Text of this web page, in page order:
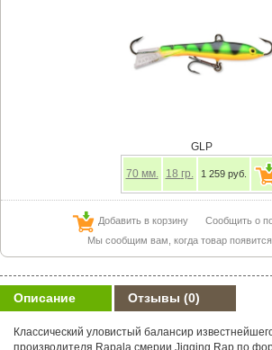
GLP
70 мм. 18 гр. 1 259 руб.
Добавить в корзину Сообщить о
Мы сообщим вам, когда товар
Описание Отзывы(0)
Классический уловистый балансир